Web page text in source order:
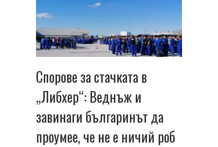
Спорове за стачката в
„Либхер“: Веднъж и
завинаги българинът да
проумее, че не е ничий роб